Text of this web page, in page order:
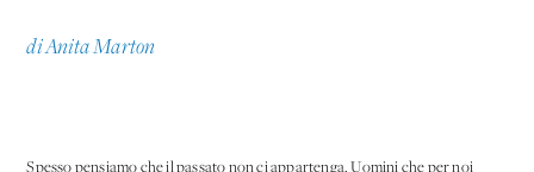
di Anita Marton
Spesso pensiamo che il passato non ci appartenga. Uomini che per noi